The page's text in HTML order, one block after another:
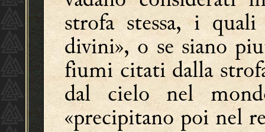
strofa stessa, i
divini», o se siano
fiumi citati dalla
dal cielo nel
«precipitano poi nel